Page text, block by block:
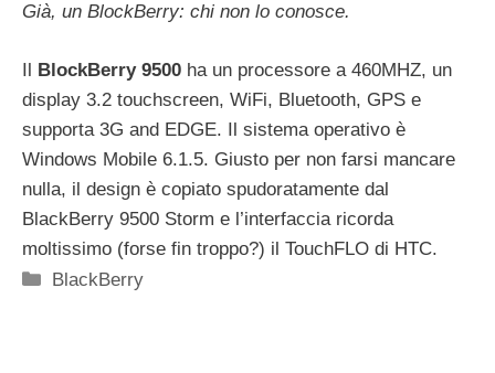
Già, un BlockBerry: chi non lo conosce.
Il BlockBerry 9500 ha un processore a 460MHZ, un
display 3.2 touchscreen, WiFi, Bluetooth, GPS e
supporta 3G and EDGE. Il sistema operativo è
Windows Mobile 6.1.5. Giusto per non farsi mancare
nulla, il design è copiato spudoratamente dal
BlackBerry 9500 Storm e l’interfaccia ricorda
moltissimo (forse fin troppo?) il TouchFLO di HTC.
Categorie
BlackBerry